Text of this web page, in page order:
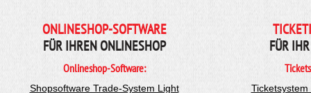
ONLINESHOP-SOFTWARE
FÜR IHREN ONLINESHOP
Onlineshop-Software:
Shopsoftware Trade-System Light
FÜR